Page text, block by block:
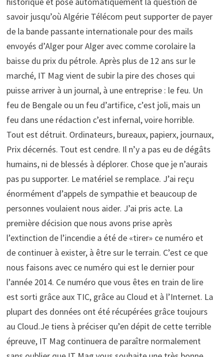
savoir jusqu’où Algérie Télécom peut supporter de payer
de la bande passante internationale pour des mails
envoyés d’Alger pour Alger avec comme corolaire la
baisse du prix du pétrole. Après plus de 12 ans sur le
marché, IT Mag vient de subir la pire des choses qui
puisse arriver à un journal, à une entreprise : le feu. Un
feu de Bengale ou un feu d’artifice, c’est joli, mais un
feu dans une rédaction c’est infernal, voire horrible.
Tout est détruit. Ordinateurs, bureaux, papierx, journaux,
Prix décernés. Tout est cendre. Il n’y a pas eu de dégâts
humains, ni de blessés à déplorer. Chose que je n’aurais
pas pu supporter. Le matériel se remplace. J’ai reçu
énormément d’appels de sympathie et beaucoup de
personnes voulaient nous aider. J’ai pris acte. La
première décision que nous avons prise après
l’extinction de l’incendie a été de «tirer» ce numéro et
de continuer à exister, à être sur le terrain. C’est ce que
nous faisons avec ce numéro qui est le dernier pour
l’année 2014. Ce numéro que vous êtes en train de lire
est sorti grâce aux TIC, grâce au Cloud et à l’Internet. La
plupart des données ont été récupérées grâce toujours
au Cloud.Je tiens à préciser qu’en dépit de cette terrible
épreuve, IT Mag continuera de paraître normalement